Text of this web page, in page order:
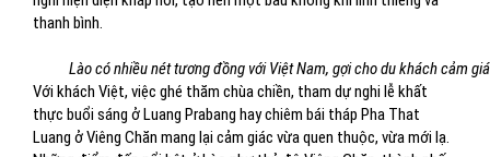
thanh bình.
Lào có nhiều nét tương đồng với Việt Nam, gợi cho du khách cảm
Với khách Việt, việc ghé thăm chùa chiền, tham dự nghi lễ khất
thực buổi sáng ở Luang Prabang hay chiêm bái tháp Pha That
Luang ở Viêng Chăn mang lại cảm giác vừa quen thuộc, vừa mới lạ.